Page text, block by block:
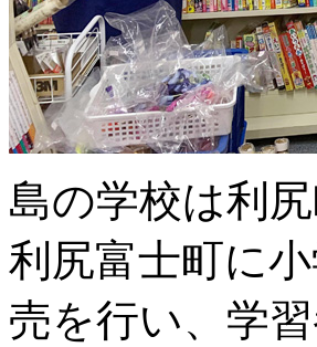
島の学校は利
利尻富士町に
売を行い、学